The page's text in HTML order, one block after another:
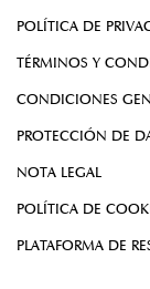
POLÍTICA DE
TÉRMINOS Y
CONDICIONES
PROTECCIÓN DE
NOTA LEGAL
POLÍTICA DE
PLATAFORMA DE